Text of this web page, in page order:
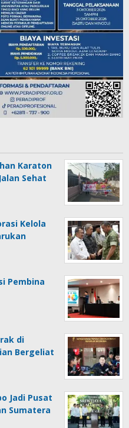
Karaton
Sehat
Kelola
Pembina
di
Bergeliat
Jadi Pusat
Sumatera